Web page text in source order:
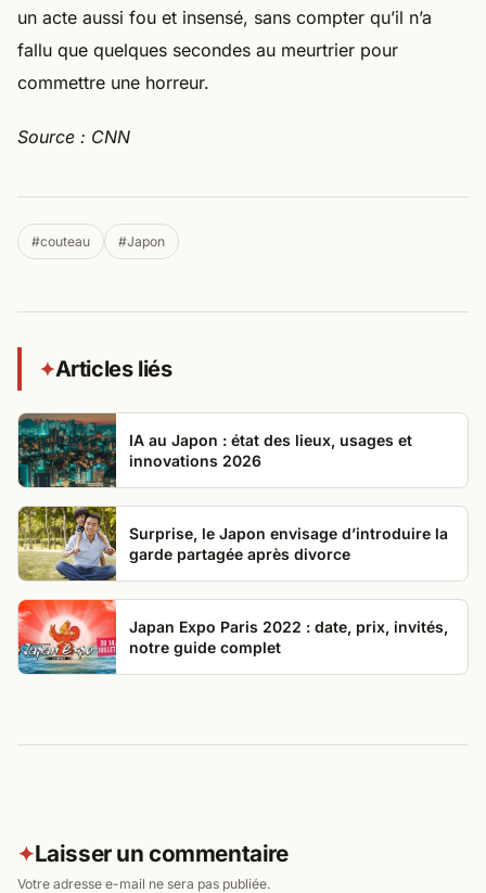
un acte aussi fou et insensé, sans compter qu’il n’a
fallu que quelques secondes au meurtrier pour
commettre une horreur.
Source : CNN
#couteau #Japon
✦Articles liés
IA au Japon : état des lieux, usages et
innovations 2026
Surprise, le Japon envisage d’introduire la
garde partagée après divorce
Japan Expo Paris 2022 : date, prix, invités,
notre guide complet
✦Laisser un commentaire
Votre adresse e-mail ne sera pas publiée.